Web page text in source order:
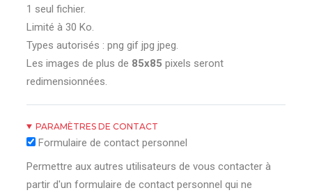
1 seul fichier.
Limité à 30 Ko.
Types autorisés : png gif jpg jpeg.
Les images de plus de 85x85 pixels seront
redimensionnées.
PARAMÈTRES DE CONTACT
Formulaire de contact personnel
Permettre aux autres utilisateurs de vous contacter à
partir d'un formulaire de contact personnel qui ne